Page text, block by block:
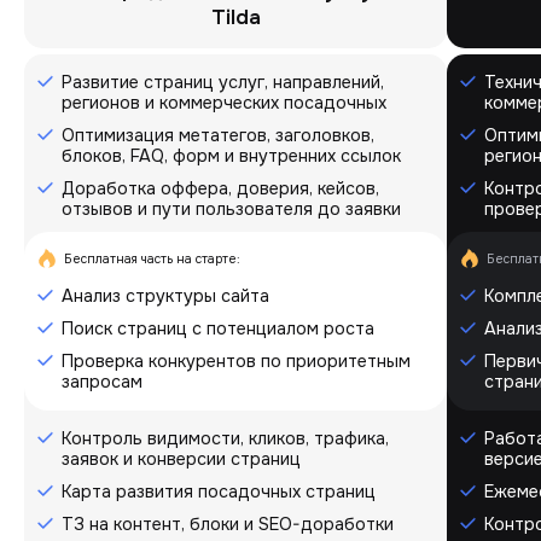
Tilda
Развитие страниц услуг, направлений,
регионов и коммерческих посадочных
Оптимизация метатегов, заголовков,
блоков, FAQ, форм и внутренних ссылок
Доработка оффера, доверия, кейсов,
отзывов и пути пользователя до заявки
Бесплатная часть на старте:
Анализ структуры сайта
Поиск страниц с потенциалом роста
Проверка конкурентов по приоритетным
запросам
Контроль видимости, кликов, трафика,
заявок и конверсии страниц
Карта развития посадочных страниц
ТЗ на контент, блоки и SEO-доработки